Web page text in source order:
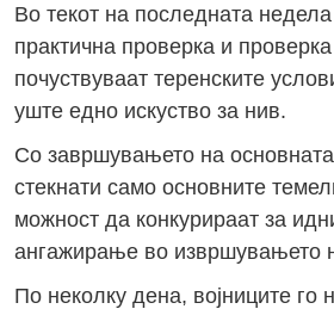
Во текот на последната
практична проверка и
почуствуваат теренските
уште едно искуство за нив.
Со завршувањето на
стекнати само основните
можност да конкурираат за
ангажирање во извршувањето
По неколку дена, војниците